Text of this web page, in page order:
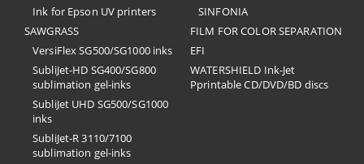
Ink for Epson UV printers
SAWGRASS
VersiFlex SG500/SG1000 inks
SubliJet-HD SG400/SG800
sublimation gel-inks
SubliJet UHD SG500/SG1000
inks
SubliJet-R 3110/7100
sublimation gel-inks
SINFONIA
FILM FOR COLOR SEPARATION
EFI
​WATERSHIELD Ink-Jet
Pprintable CD/DVD/BD discs